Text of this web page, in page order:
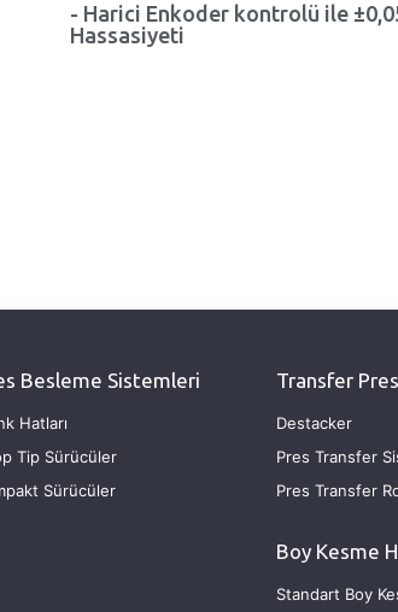
- Harici Enkoder kontrolü ile
Hassasiyeti
Besleme Sistemleri
Hatları
Tip Sürücüler
Sürücüler
Transfer
Destacker
Pres Transfer
Pres Transfer
Boy Kesme
Standart Boy